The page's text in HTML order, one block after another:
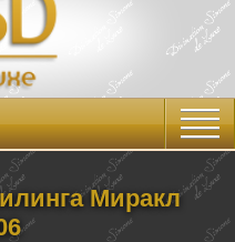
Миракл